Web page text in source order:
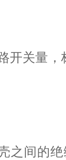
开关量，
之间的